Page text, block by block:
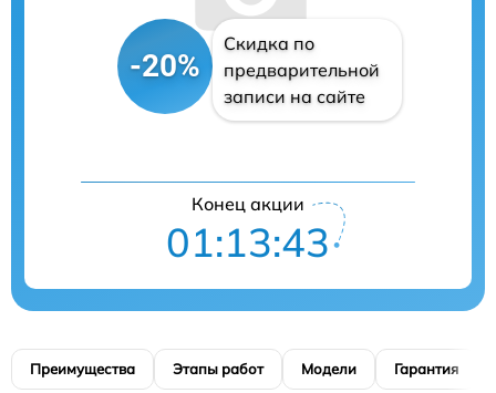
-20%
Скидка по
предварительной
записи на сайте
Конец акции
01:13:42
Преимущества Этапы работ Модели Гарантия